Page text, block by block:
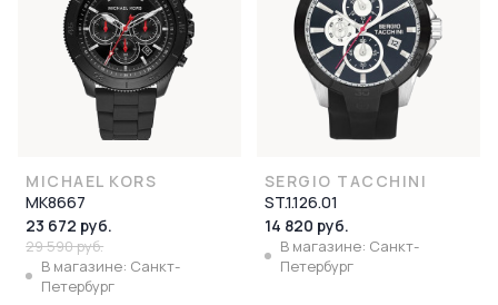
MICHAEL KORS
MK8667
23 672 руб.
29 590 руб.
В магазине: Санкт-
Петербург
SERGIO TACCHINI
ST.1.126.01
14 820 руб.
В магазине: Санкт-
Петербург